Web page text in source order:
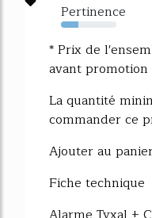
Pertinence
32%
* Prix de
avant promotion
La quantité
commander ce
Ajouter au
Fiche technique